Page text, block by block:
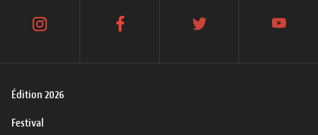
Édition 2026
Festival
instagram facebook twitter youtube